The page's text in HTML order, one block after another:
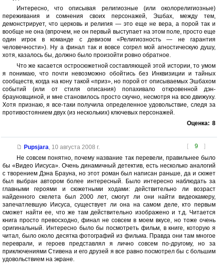
Интересно, что описывая религиозные (или околорелигиозные)
переживания и сомнения своих персонажей, Эшбах, между тем,
демонстрирует, что церковь и религия — это еще не вера, а порой так и
вообще не она (впрочем, не он первый выступает на этом поле, просто еще
один игрок в команде с девизом «Религиозность — не гарантия
человечности»). Ну а финал так и вовсе согрел мой агностическую душу,
хотя, казалось бы, должно было произойти ровно обратное.
Что же касается остросюжетной составляющей этой истории, то умом
я понимаю, что почти невозможно обойтись без Инквизиции и тайных
сообществ, когда на кону такой «приз», но порой от описываемых Эшбахом
событий (или от стиля описания) попахивало откровенной дэн-
брауновщиной, и мне становилось просто скучно, несмотря на всю движуху.
Хотя признаю, я все-таки получила определенное удовольствие, следя за
противостоянием двух (из нескольких) ключевых персонажей.
Оценка: 8
[ 9 ]
Pupsjara, 10 августа 2008 г.
Не совсем понятно, почему название так перевели, правильнее было
бы «Видео Иисуса». Очень динамичный детектив, есть несколько аналогий
с творением Дэна Брауна, но этот роман был написан раньше, да и сюжет
был выбран автором более интересный. Было интересно наблюдать за
главными героями и сюжетными ходами: действительно ли возраст
найденного скелета был 2000 лет, смогут ли они найти видеокамеру,
запечатлевшую Иисуса, существует ли она на самом деле, кто первым
сможет найти ее, что же там действительно изображено и т.д. Читается
книга просто превосходно, финал не совсем в моем вкусе, но тоже очень
оригинальный. Интересно было бы посмотреть фильм, в книге, которую я
читал, было около десятка фотографий из фильма. Правда они там многое
переврали, и героев представлял я лично совсем по-другому, но за
приключениями Стивена и его друзей я все равно посмотрел бы с большим
удовольствием на экране.